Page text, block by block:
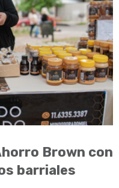
Brown con
barriales